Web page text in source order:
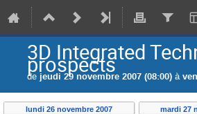
3D Integrated
prospects
de jeudi 29 novembre 2007 (08:00) à
lundi 26 novembre 2007 mardi 27